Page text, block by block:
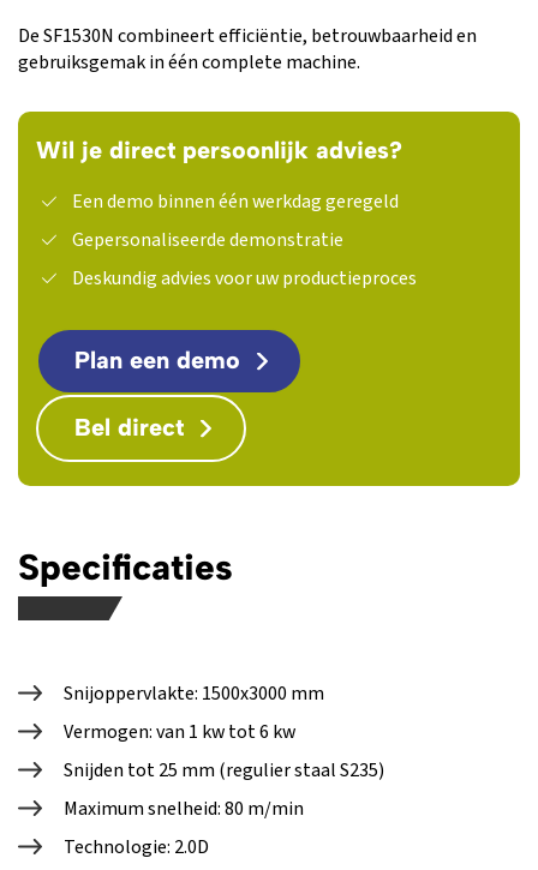
De SF1530N combineert efficiëntie, betrouwbaarheid en
gebruiksgemak in één complete machine.
Wil je direct persoonlijk advies?
Een demo binnen één werkdag geregeld
Gepersonaliseerde demonstratie
Deskundig advies voor uw productieproces
Plan een demo
Bel direct
Specificaties
Snijoppervlakte: 1500x3000 mm
Vermogen: van 1 kw tot 6 kw
Snijden tot 25 mm (regulier staal S235)
Maximum snelheid: 80 m/min
Technologie: 2.0D